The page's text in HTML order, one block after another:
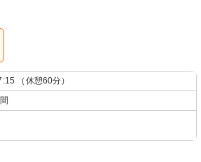
（休憩60分）